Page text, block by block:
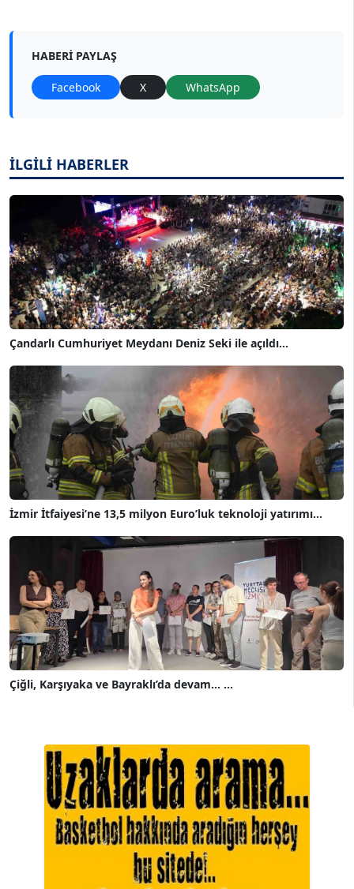
HABERI PAYLAŞ
Facebook X WhatsApp
İLGİLİ HABERLER
Çandarlı Cumhuriyet Meydanı Deniz Seki ile açıldı...
İzmir İtfaiyesi’ne 13,5 milyon Euro’luk teknoloji yatırımı...
Çiğli, Karşıyaka ve Bayraklı’da devam... ...